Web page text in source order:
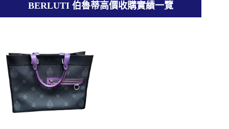
BERLUTI 伯魯蒂高價收購實績一覽